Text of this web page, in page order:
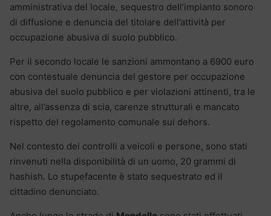
amministrativa del locale, sequestro dell’impianto sonoro
di diffusione e denuncia del titolare dell’attività per
occupazione abusiva di suolo pubblico.
Per il secondo locale le sanzioni ammontano a 6900 euro
con contestuale denuncia del gestore per occupazione
abusiva del suolo pubblico e per violazioni attinenti, tra le
altre, all’assenza di scia, carenze strutturali e mancato
rispetto del regolamento comunale sui dehors.
Nel contesto dei controlli a veicoli e persone, sono stati
rinvenuti nella disponibilità di un uomo, 20 grammi di
hashish. Lo stupefacente è stato sequestrato ed il
cittadino denunciato.